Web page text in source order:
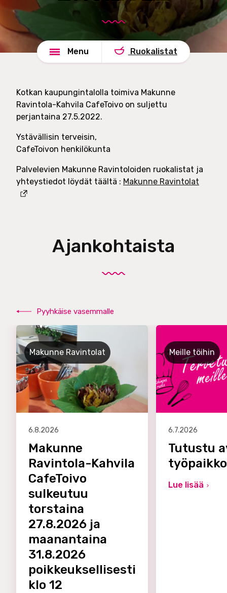
d
s
a
d
Menu Ruokalistat
Kotkan kaupungintalolla toimiva Makunne
Ravintola-Kahvila CafeToivo on suljettu
perjantaina 27.5.2022.
Ystävällisin terveisin,
CafeToivon henkilökunta
Palvelevien Makunne Ravintoloiden ruokalistat ja
yhteystiedot löydät täältä : Makunne Ravintolat
Ajankohtaista
Pyyhkäise vasemmalle
Makunne Ravintolat
6.8.2026
Makunne
Ravintola-Kahvila
CafeToivo
sulkeutuu
torstaina
27.8.2026 ja
maanantaina
31.8.2026
poikkeuksellisesti
klo 12
Meille töihin
6.7.2026
Tutustu
Lue lisää